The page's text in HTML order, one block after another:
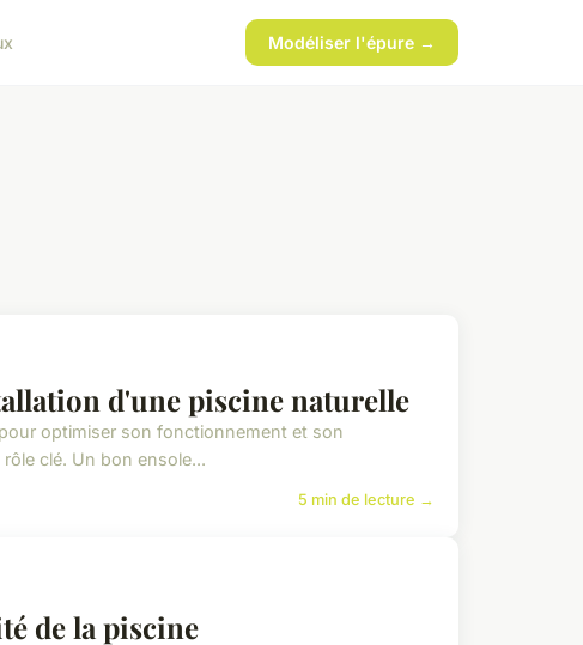
Modéliser l'épure →
d'une piscine naturelle
optimiser son fonctionnement et son
clé. Un bon ensole...
5 min de lecture →
de la piscine